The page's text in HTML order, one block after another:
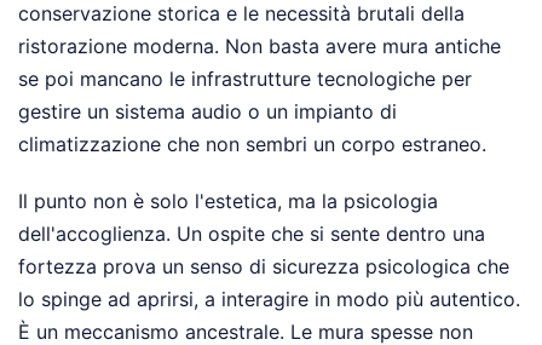
conservazione storica e le necessità brutali della
ristorazione moderna. Non basta avere mura antiche
se poi mancano le infrastrutture tecnologiche per
gestire un sistema audio o un impianto di
climatizzazione che non sembri un corpo estraneo.
Il punto non è solo l'estetica, ma la psicologia
dell'accoglienza. Un ospite che si sente dentro una
fortezza prova un senso di sicurezza psicologica che
lo spinge ad aprirsi, a interagire in modo più autentico.
È un meccanismo ancestrale. Le mura spesse non